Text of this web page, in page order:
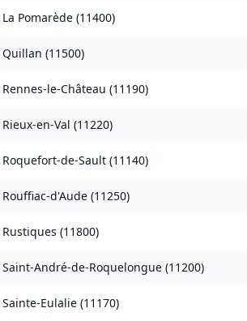
La Pomarède (11400)
Quillan (11500)
Rennes-le-Château (11190)
Rieux-en-Val (11220)
Roquefort-de-Sault (11140)
Rouffiac-d'Aude (11250)
Rustiques (11800)
Saint-André-de-Roquelongue (11200)
Sainte-Eulalie (11170)